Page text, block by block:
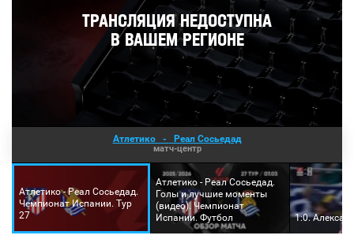
Атлетико - Реал Сосьедад
матч-центр
Атлетико - Реал Сосьедад.
Чемпионат Испании. Тур
27
Атлетико - Реал Сосьедад.
Голы и лучшие моменты
(видео). Чемпионат
Испании. Футбол
1:0.